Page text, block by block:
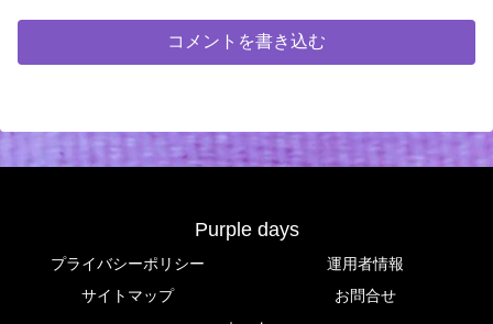
コメントを書き込む
Purple days
プライバシーポリシー
運用者情報
サイトマップ
お問合せ